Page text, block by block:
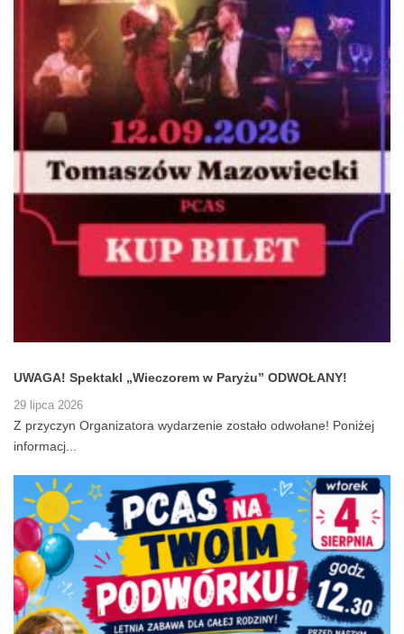
UWAGA! Spektakl „Wieczorem w Paryżu” ODWOŁANY!
29 lipca 2026
Z przyczyn Organizatora wydarzenie zostało odwołane! Poniżej
informacj...